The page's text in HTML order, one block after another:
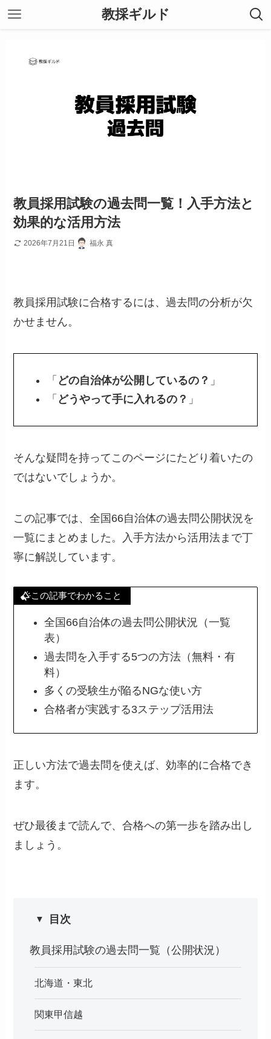
教採ギルド
教員採用試験の過去問一覧！入手方法と
効果的な活用方法
2026年7月21日 福永 真
教員採用試験に合格するには、過去問の分析が欠
かせません。
「 どの自治体が公開しているの？ 」
「 どうやって手に入れるの？ 」
そんな疑問を持ってこのページにたどり着いたの
ではないでしょうか。
この記事では、全国66自治体の過去問公開状況を
一覧にまとめました。入手方法から活用法まで丁
寧に解説しています。
この記事でわかること
全国66自治体の過去問公開状況（一覧
表）
過去問を入手する5つの方法（無料・有
料）
多くの受験生が陥るNGな使い方
合格者が実践する3ステップ活用法
正しい方法で過去問を使えば、効率的に合格でき
ます。
ぜひ最後まで読んで、合格への第一歩を踏み出し
ましょう。
目次
教員採用試験の過去問一覧（公開状況）
北海道・東北
関東甲信越